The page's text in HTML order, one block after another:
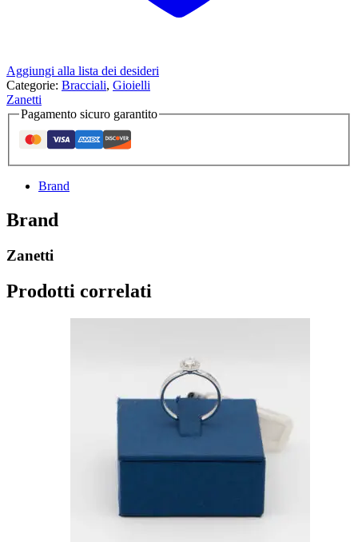
Aggiungi alla lista dei desideri
Categorie: Bracciali, Gioielli
Zanetti
Pagamento sicuro garantito
Brand
Brand
Zanetti
Prodotti correlati